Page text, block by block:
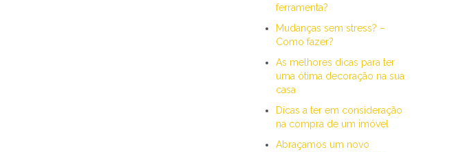
ferramenta?
Mudanças sem stress? –
Como fazer?
As melhores dicas para ter
uma ótima decoração na sua
casa
Dicas a ter em consideração
na compra de um imóvel
Abraçamos um novo